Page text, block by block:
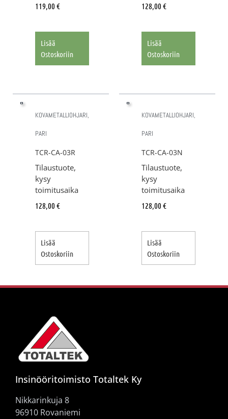
119,00 €
Lisää
Ostoskoriin
128,00 €
Lisää
Ostoskoriin
KOVAMETALLIOHJARI,
PARI
TCR-CA-03R
Tilaustuote,
kysy
toimitusaika
128,00 €
Lisää
Ostoskoriin
KOVAMETALLIOHJARI,
PARI
TCR-CA-03N
Tilaustuote,
kysy
toimitusaika
128,00 €
Lisää
Ostoskoriin
Insinööritoimisto Totaltek Ky
Nikkarinkuja 8
96910 Rovaniemi